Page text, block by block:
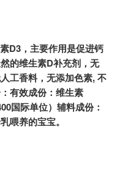
D3，主要作用是促进钙
的维生素D补充剂，无
工香料，无添加色素, 不
有效成份：维生素
国际单位）辅料成份：
喂养的宝宝。